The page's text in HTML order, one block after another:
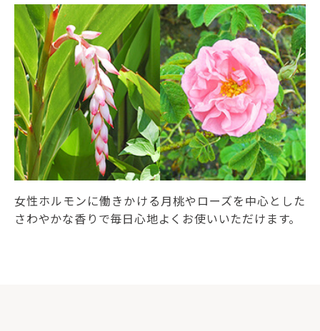
女性ホルモンに働きかける月桃やローズを中心とした
さわやかな香りで毎日心地よくお使いいただけます。